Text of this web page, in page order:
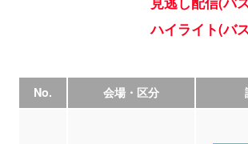
ハイライト(バ
No. 会場・区分